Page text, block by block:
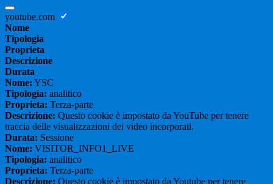
youtube.com
Nome
Tipologia
Proprieta
Descrizione
Durata
Nome: YSC
Tipologia: analitico
Proprieta: Terza-parte
Descrizione: Questo cookie è impostato da YouTube per tenere
traccia delle visualizzazioni dei video incorporati.
Durata: Sessione
Nome: VISITOR_INFO1_LIVE
Tipologia: analitico
Proprieta: Terza-parte
Descrizione: Questo cookie è impostato da Youtube per tenere